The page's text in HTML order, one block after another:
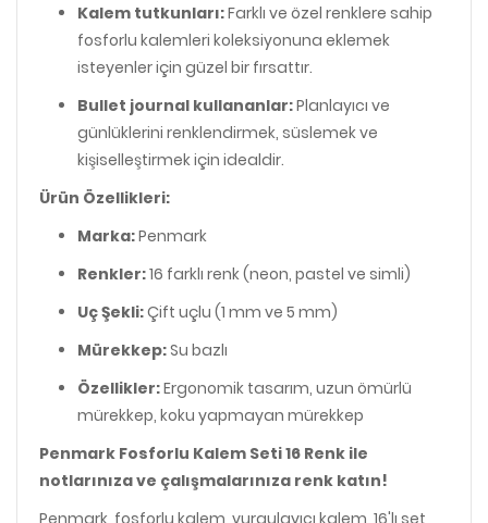
Kalem tutkunları:Farklı ve özel renklere sahip
fosforlu kalemleri koleksiyonuna eklemek
isteyenler için güzel bir fırsattır.
Bullet journal kullananlar:Planlayıcı ve
günlüklerini renklendirmek, süslemek ve
kişiselleştirmek için idealdir.
Ürün Özellikleri:
Marka:Penmark
Renkler:16 farklı renk (neon, pastel ve simli)
Uç Şekli:Çift uçlu (1 mm ve 5 mm)
Mürekkep:Su bazlı
Özellikler:Ergonomik tasarım, uzun ömürlü
mürekkep, koku yapmayan mürekkep
Penmark Fosforlu Kalem Seti 16 Renk ile
notlarınıza ve çalışmalarınıza renk katın!
Penmark, fosforlu kalem, vurgulayıcı kalem, 16'lı set,